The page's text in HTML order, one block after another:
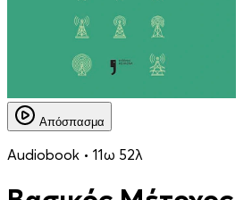
Απόσπασμα
Audiobook • 11ω 52λ